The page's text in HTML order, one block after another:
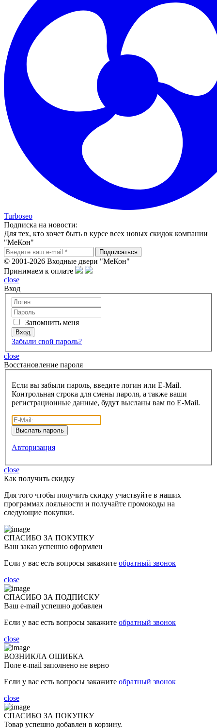
Turboseo
Подписка на новости:
Для тех, кто хочет быть в курсе всех новых скидок компании
"МеКон"
© 2001-2026 Входные двери "МеКон"
Принимаем к оплате
close
Вход
Запомнить меня
Забыли свой пароль?
close
Восcтановление пароля
Если вы забыли пароль, введите логин или E-Mail.
Контрольная строка для смены пароля, а также ваши
регистрационные данные, будут высланы вам по E-Mail.
Авторизация
close
Как получить скидку
Для того чтобы получить скидку участвуйте в наших
программах лояльности и получайте промокоды на
следующие покупки.
СПАСИБО ЗА ПОКУПКУ
Ваш заказ успешно оформлен
Если у вас есть вопросы закажите обратный звонок
close
СПАСИБО ЗА ПОДПИСКУ
Ваш e-mail успешно добавлен
Если у вас есть вопросы закажите обратный звонок
close
ВОЗНИКЛА ОШИБКА
Поле e-mail заполнено не верно
Если у вас есть вопросы закажите обратный звонок
close
СПАСИБО ЗА ПОКУПКУ
Товар успешно добавлен в корзину.